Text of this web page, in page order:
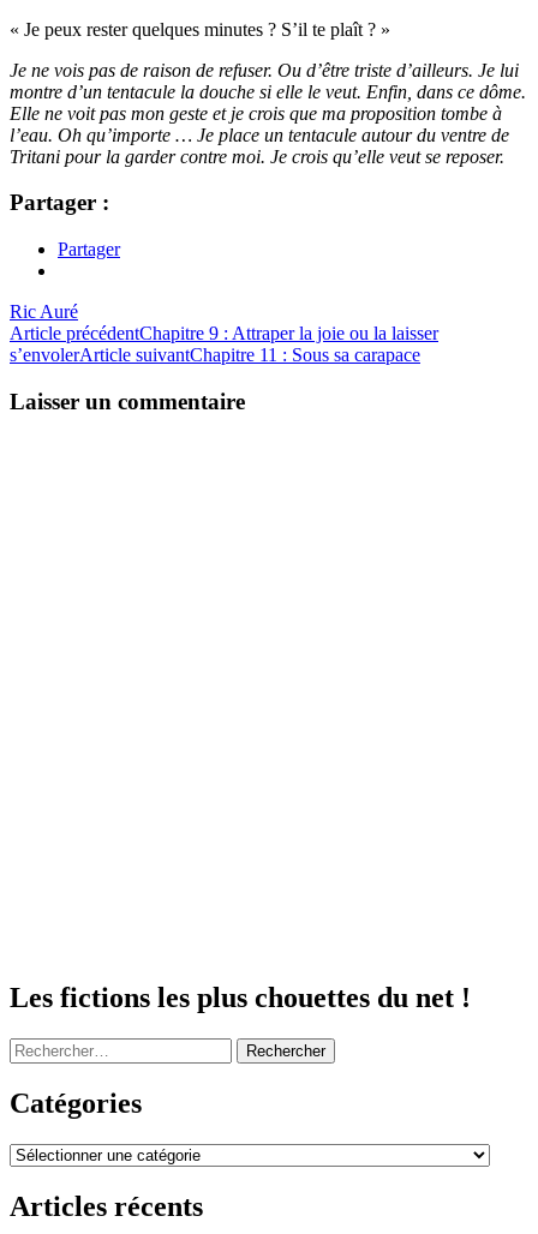
« Je peux rester quelques minutes ? S’il te plaît ? »
Je ne vois pas de raison de refuser. Ou d’être triste d’ailleurs. Je lui
montre d’un tentacule la douche si elle le veut. Enfin, dans ce dôme.
Elle ne voit pas mon geste et je crois que ma proposition tombe à
l’eau. Oh qu’importe … Je place un tentacule autour du ventre de
Tritani pour la garder contre moi. Je crois qu’elle veut se reposer.
Partager :
Partager
Ric Auré
Navigation
des
articles
Article précédentChapitre 9 : Attraper la joie ou la laisser
s’envolerArticle suivantChapitre 11 : Sous sa carapace
Laisser un commentaire
Les fictions les plus chouettes du net !
Rechercher :
Catégories
Catégories
Articles récents